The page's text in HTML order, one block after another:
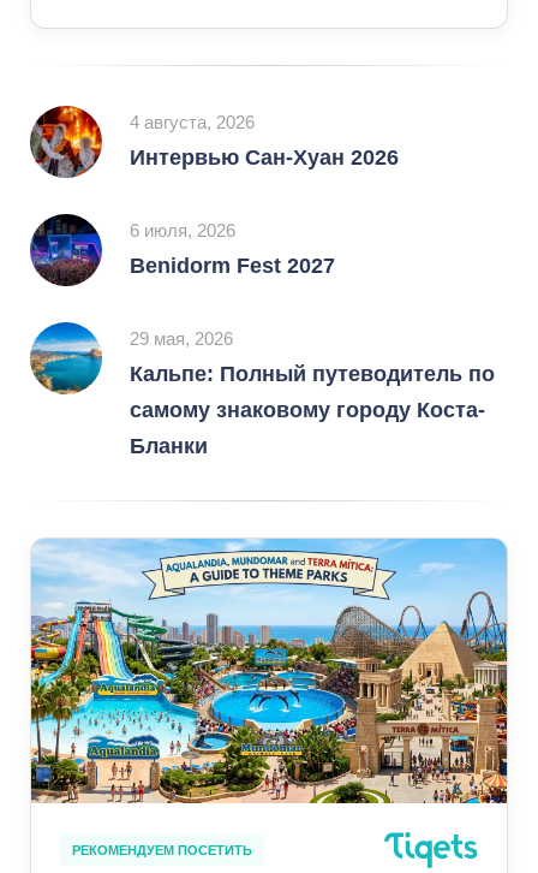
4 августа, 2026
Интервью Сан-Хуан 2026
6 июля, 2026
Benidorm Fest 2027
29 мая, 2026
Кальпе: Полный путеводитель по
самому знаковому городу Коста-
Бланки
РЕКОМЕНДУЕМ ПОСЕТИТЬ